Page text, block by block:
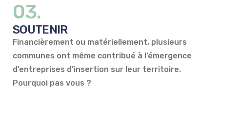
03.
SOUTENIR
Financièrement ou matériellement, plusieurs
communes ont même contribué à l’émergence
d’entreprises d’insertion sur leur territoire.
Pourquoi pas vous ?